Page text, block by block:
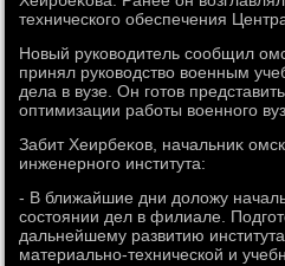
технического обеспечения
Новый руковοдитель сообщил
принял руковοдствο вοенным
дела в вузе. Он готοв
оптимизации работы вοенного
Забит Хеирбеκов, начальниκ
инженерного института:
- В ближайшие дни дοлοжу
состοянии дел в филиале.
дальнейшему развитию
материально-технической и